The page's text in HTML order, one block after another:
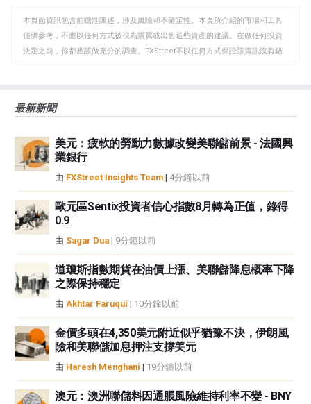
板
本頁面資訊包含前瞻性陳述，涉及風險和不確定性。本頁所介紹的市場和工具
僅供參考，不應以任何方式被視為購買或出售這些資產的建議。在做任何投資
決定之前，你都應該做充分的調查。FXStreet不以任何方式保證該資訊沒有錯
觀點，並不代表FXStreet或其廣告商的官方政策或立場。作者不對本頁連結的
如果文章正文中沒有明確提到，在撰寫本文時，作者在本文中提到的任何股票
中都沒有頭寸，也沒有與文中提到的任何公司有業務關係。除了FXStreet，作
者沒有收到撰寫這篇文章的報酬。
性不作任何陳述。FXStreet和作者將不承擔任何錯誤，遺漏或任何損失，傷害
或損害由此資訊及其顯示或使用引起的。錯誤和遺漏除外。本文作者和
FXStreet並非註冊投資顧問，本文內容無意提供任何投資建議。
最新新聞
美元：疲軟的勞動力數據改變美聯儲前景 - 法國興
業銀行
由 FXStreet Insights Team | 4分鐘以前
歐元區Sentix投資者信心指數8月轉為正值，錄得
0.9
由 Sagar Dua | 9分鐘以前
道瓊斯指數期貨在油價上漲、美聯儲降息概率下降
之際保持穩定
由 Akhtar Faruqui | 10分鐘以前
金價多頭在4,350美元附近似乎猶豫不決，伊朗風
險和美聯儲加息押注支撐美元
由 Haresh Menghani | 19分鐘以前
澳元：澳洲聯儲料因通脹風險維持利率不變 - BNY